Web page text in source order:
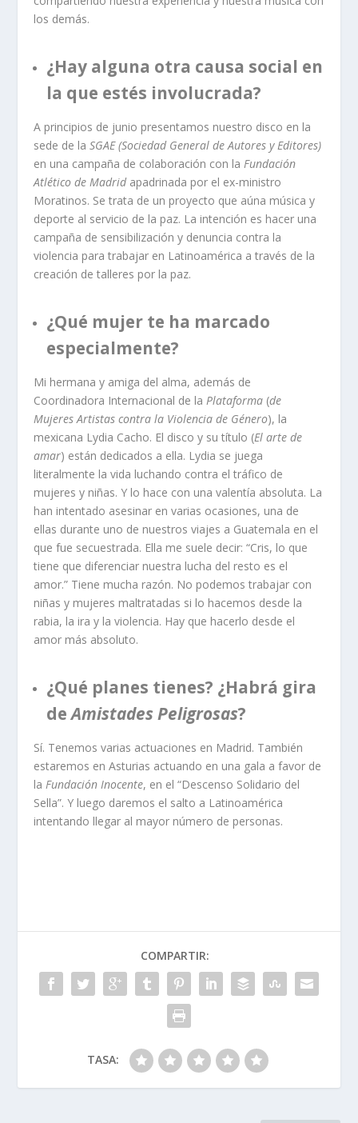
los demás.
¿Hay alguna otra causa social en
la que estés involucrada?
A principios de junio presentamos nuestro disco en la
sede de laSGAE (Sociedad General de Autores y Editores)
en una campaña de colaboración con laFundación
Atlético de Madridapadrinada por el ex-ministro
Moratinos. Se trata de un proyecto que aúna música y
deporte al servicio de la paz. La intención es hacer una
campaña de sensibilización y denuncia contra la
violencia para trabajar en Latinoamérica a través de la
creación de talleres por la paz.
¿Qué mujer te ha marcado
especialmente?
Mi hermana y amiga del alma, además de
Coordinadora Internacional de laPlataforma (de
Mujeres Artistas contra la Violencia de Género), la
mexicana Lydia Cacho. El disco y su título (El arte de
amar) están dedicados a ella. Lydia se juega
literalmente la vida luchando contra el tráfico de
mujeres y niñas. Y lo hace con una valentía absoluta. La
han intentado asesinar en varias ocasiones, una de
ellas durante uno de nuestros viajes a Guatemala en el
que fue secuestrada. Ella me suele decir: “Cris, lo que
tiene que diferenciar nuestra lucha del resto es el
amor.” Tiene mucha razón. No podemos trabajar con
niñas y mujeres maltratadas si lo hacemos desde la
rabia, la ira y la violencia. Hay que hacerlo desde el
amor más absoluto.
¿Qué planes tienes? ¿Habrá gira
deAmistades Peligrosas?
Sí. Tenemos varias actuaciones en Madrid. También
estaremos en Asturias actuando en una gala a favor de
la Fundación Inocente, en el “Descenso Solidario del
Sella”. Y luego daremos el salto a Latinoamérica
intentando llegar al mayor número de personas.
COMPARTIR:
TASA: